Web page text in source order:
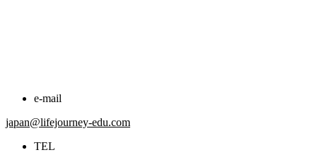
e-mail
japan@lifejourney-edu.com
TEL